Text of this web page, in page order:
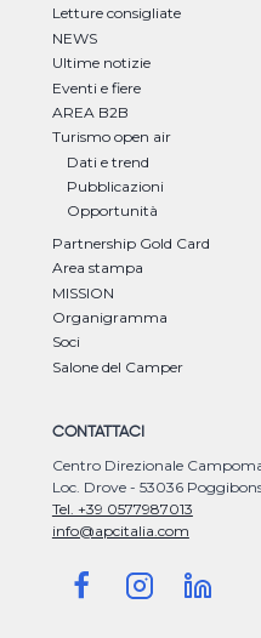
Letture consigliate
NEWS
Ultime notizie
Eventi e fiere
AREA B2B
Turismo open air
Dati e trend
Pubblicazioni
Opportunità
Partnership Gold Card
Area stampa
MISSION
Organigramma
Soci
Salone del Camper
CONTATTACI
Centro Direzionale
Loc. Drove - 53036
Tel. +39 0577987013
info@apcitalia.com